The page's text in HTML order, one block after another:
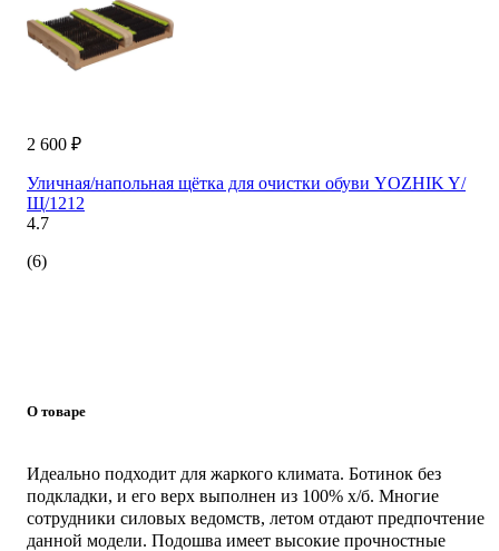
2 600 ₽
Уличная/напольная щётка для очистки обуви YOZHIK Y/
Щ/1212
4.7
(6)
О товаре
Идеально подходит для жаркого климата. Ботинок без
подкладки, и его верх выполнен из 100% х/б. Многие
сотрудники силовых ведомств, летом отдают предпочтение
данной модели. Подошва имеет высокие прочностные